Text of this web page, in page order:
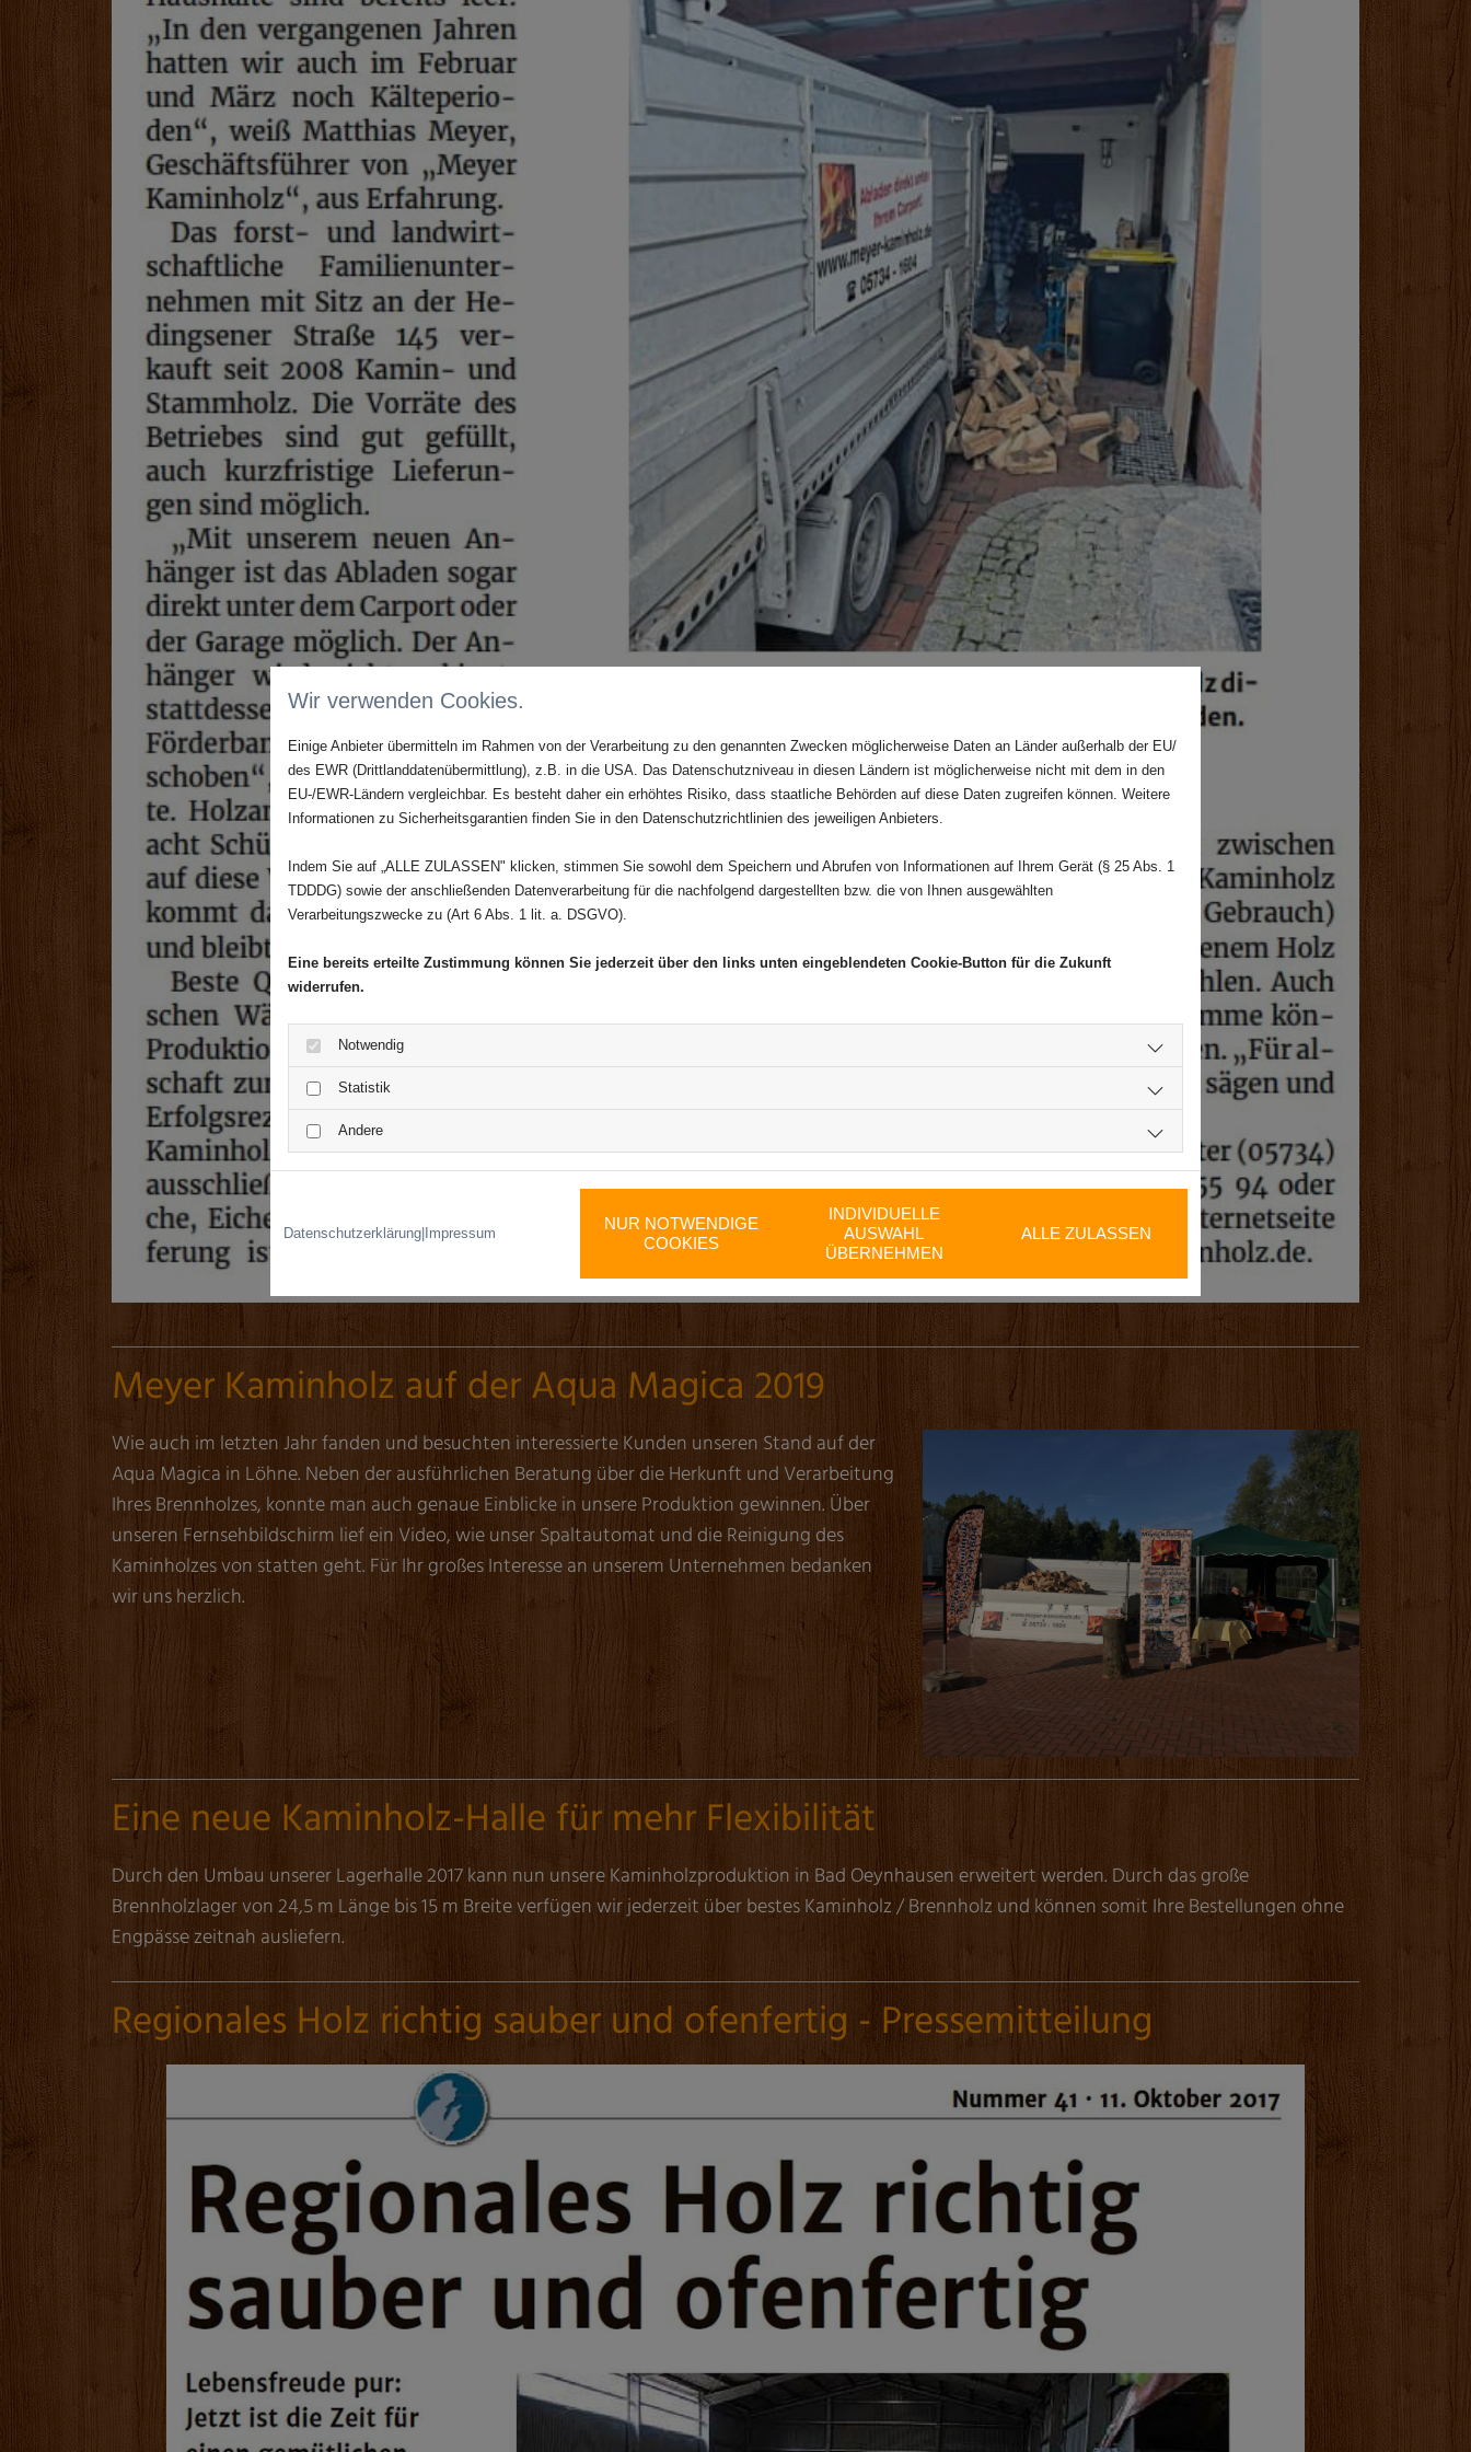
Meyer Kaminholz auf der Aqua Magica 2019
Wie auch im letzten Jahr fanden und besuchten interessierte Kunden unseren Stand auf der
Aqua Magica in Löhne. Neben der ausführlichen Beratung über die Herkunft und Verarbeitung
Ihres Brennholzes, konnte man auch genaue Einblicke in unsere Produktion gewinnen. Über
unseren Fernsehbildschirm lief ein Video, wie unser Spaltautomat und die Reinigung des
Kaminholzes von statten geht. Für Ihr großes Interesse an unserem Unternehmen bedanken
wir uns herzlich.
Eine neue Kaminholz-Halle für mehr Flexibilität
Durch den Umbau unserer Lagerhalle 2017 kann nun unsere Kaminholzproduktion in Bad Oeynhausen erweitert werden. Durch das große
Brennholzlager von 24,5 m Länge bis 15 m Breite verfügen wir jederzeit über bestes Kaminholz / Brennholz und können somit Ihre Bestellungen ohne
Engpässe zeitnah ausliefern.
Regionales Holz richtig sauber und ofenfertig - Pressemitteilung
Wir verwenden Cookies.
Einige Anbieter übermitteln im Rahmen von der Verarbeitung zu den genannten Zwecken möglicherweise Daten an Länder außerhalb der EU/
des EWR (Drittlanddatenübermittlung), z.B. in die USA. Das Datenschutzniveau in diesen Ländern ist möglicherweise nicht mit dem in den
EU-/EWR-Ländern vergleichbar. Es besteht daher ein erhöhtes Risiko, dass staatliche Behörden auf diese Daten zugreifen können. Weitere
Informationen zu Sicherheitsgarantien finden Sie in den Datenschutzrichtlinien des jeweiligen Anbieters.
Indem Sie auf „ALLE ZULASSEN" klicken, stimmen Sie sowohl dem Speichern und Abrufen von Informationen auf Ihrem Gerät (§ 25 Abs. 1
TDDDG) sowie der anschließenden Datenverarbeitung für die nachfolgend dargestellten bzw. die von Ihnen ausgewählten
Verarbeitungszwecke zu (Art 6 Abs. 1 lit. a. DSGVO).
Eine bereits erteilte Zustimmung können Sie jederzeit über den links unten eingeblendeten Cookie-Button für die Zukunft
widerrufen.
Notwendig
Statistik
Andere
Datenschutzerklärung|Impressum
NUR NOTWENDIGE
COOKIES
INDIVIDUELLE
AUSWAHL
ÜBERNEHMEN
ALLE ZULASSEN